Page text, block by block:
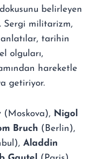
belirleyen
Sergi militarizm,
tarihin
olguları,
hareketle
getiriyor.
(Moskova), Nigol
Bruch (Berlin),
Aladdin